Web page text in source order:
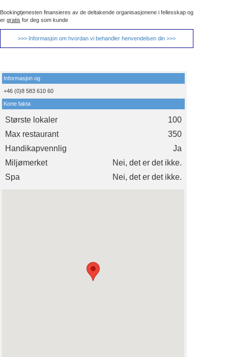
Bookingtjenesten finansieres av de deltakende organisasjonene i fellesskap og
er gratis for deg som kunde
>>> Informasjon om hvordan vi behandler henvendelsen din >>>
Informasjon og
+46 (0)8 583 610 60
Korte fakta
Største lokaler
100
Max restaurant
350
Handikapvennlig
Ja
Miljømerket
Nei, det er det ikke.
Spa
Nei, det er det ikke.